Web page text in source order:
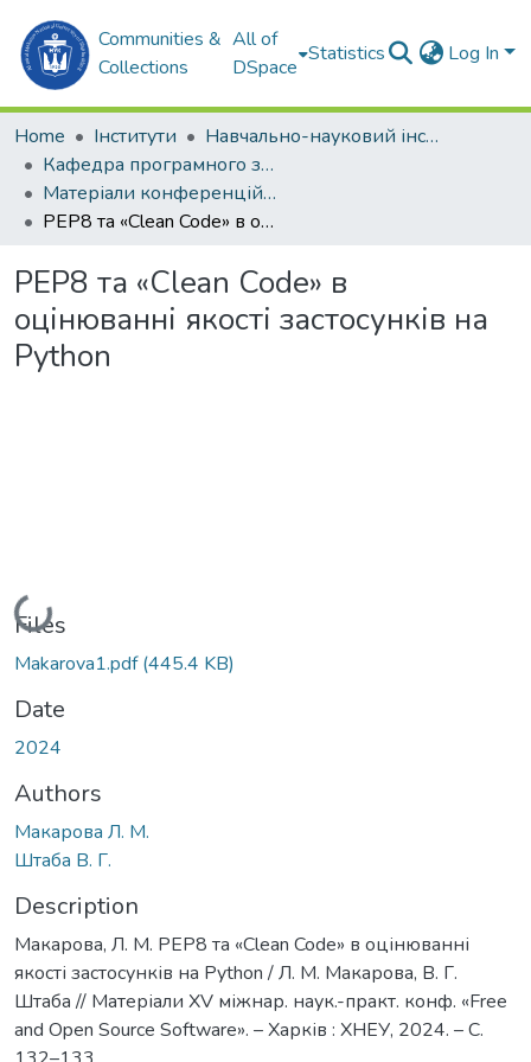
Communities &
Collections
All of
DSpace
Statistics Log In
Home Інститути
Навчально-науковий інститут комп'ютерних наук та управління проектами (ННІКНУП)
Кафедра програмного забезпечення автоматизованих систем (ПЗАС)
Матеріали конференцій (ПЗАС)
PEP8 та «Clean Code» в оцінюванні якості застосунків на Python
PEP8 та «Clean Code» в
оцінюванні якості застосунків на
Python
Loading...
Files
Makarova1.pdf(445.4 KB)
Date
2024
Authors
Макарова Л. М.
Штаба В. Г.
Description
Макарова, Л. М. PEP8 та «Clean Code» в оцінюванні
якості застосунків на Python / Л. М. Макарова, В. Г.
Штаба // Матеріали ХV міжнар. наук.-практ. конф. «Free
and Open Source Software». – Харків : ХНЕУ, 2024. – С.